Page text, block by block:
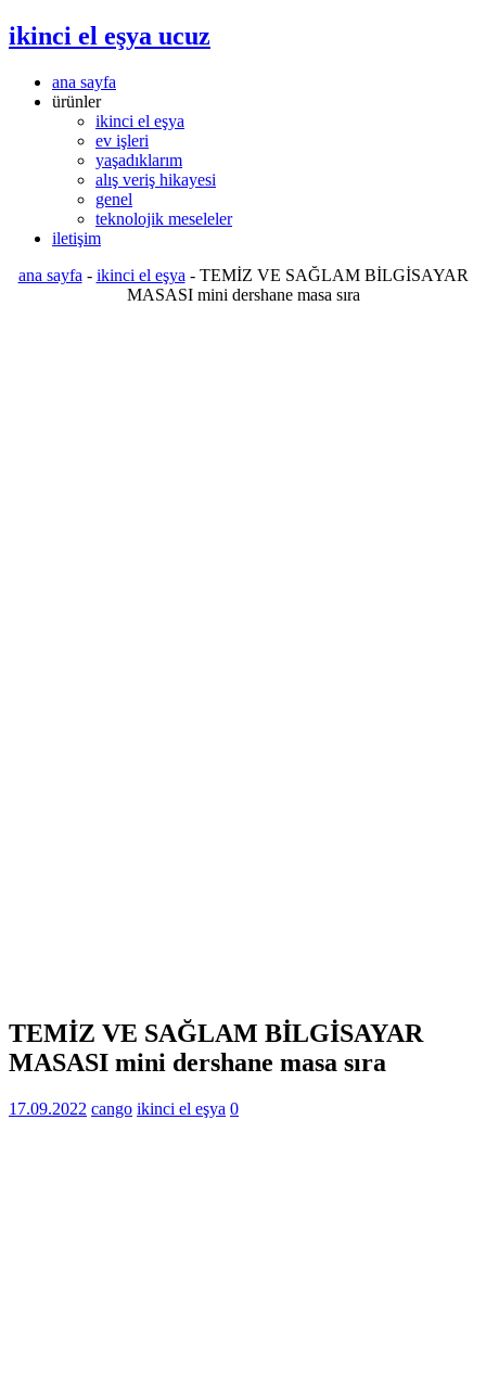
ikinci el eşya ucuz
ana sayfa
ürünler
ikinci el eşya
ev işleri
yaşadıklarım
alış veriş hikayesi
genel
teknolojik meseleler
iletişim
ana sayfa - ikinci el eşya - TEMİZ VE SAĞLAM BİLGİSAYAR
MASASI mini dershane masa sıra
TEMİZ VE SAĞLAM BİLGİSAYAR
MASASI mini dershane masa sıra
17.09.2022 cango ikinci el eşya 0